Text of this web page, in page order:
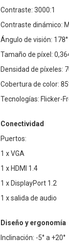
Contraste: 3000:1
Contraste dinámico:
Ángulo de visión: 178°
Tamaño de píxel:
Densidad de píxeles:
Cobertura de color:
Tecnologías: Flicker-
Conectividad
Puertos:
1 x VGA
1 x HDMI 1.4
1 x DisplayPort 1.2
1 x salida de audio
Diseño y ergonomía
Inclinación: -5° a +20°